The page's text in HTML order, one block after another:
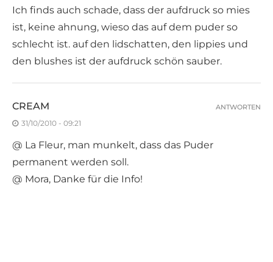
Ich finds auch schade, dass der aufdruck so mies
ist, keine ahnung, wieso das auf dem puder so
schlecht ist. auf den lidschatten, den lippies und
den blushes ist der aufdruck schön sauber.
CREAM
31/10/2010 - 09:21
@ La Fleur, man munkelt, dass das Puder
permanent werden soll.
@ Mora, Danke für die Info!
ANTWORTEN